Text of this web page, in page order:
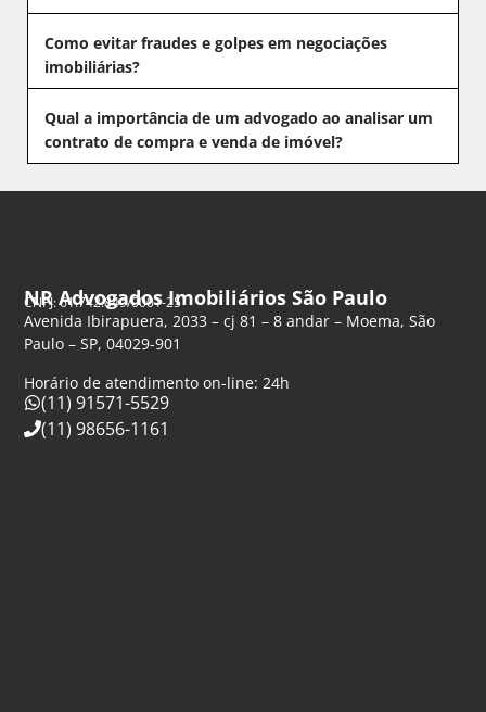
Como evitar fraudes e golpes em negociações
imobiliárias?
Qual a importância de um advogado ao analisar um
contrato de compra e venda de imóvel?
NR Advogados Imobiliários São Paulo
CNPJ: 61.742.849/0001-25
Avenida Ibirapuera, 2033 – cj 81 – 8 andar – Moema, São
Paulo – SP, 04029-901
Horário de atendimento on-line: 24h
(11) 91571-5529
(11) 98656-1161